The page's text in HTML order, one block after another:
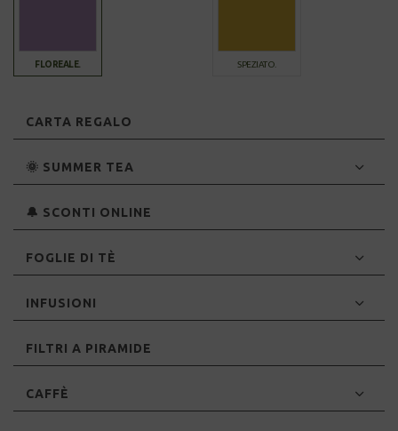
FLOREALE. SPEZIATO.
CARTA REGALO
🌞 SUMMER TEA
🔔 SCONTI ONLINE
FOGLIE DI TÈ
INFUSIONI
FILTRI A PIRAMIDE
CAFFÈ